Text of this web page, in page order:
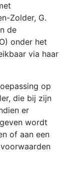
Zolder, G.
de
onder het
via haar
op
die bij zijn
er
wordt
of aan een